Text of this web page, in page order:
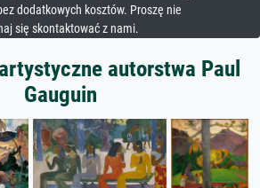
dodatkowych kosztów. Proszę nie
się skontaktować z nami.
autorstwa Paul
Gauguin